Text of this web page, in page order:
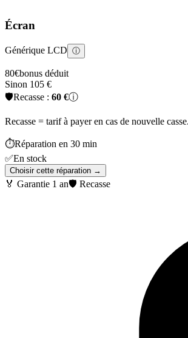
Écran
Générique LCD ⓘ
80€bonus déduit
Sinon 105 €
🛡️Recasse : 60 €ⓘ
Recasse = tarif à payer en cas de nouvelle
⏱️Réparation en 30 min
✅En stock
Choisir cette réparation →
🏅 Garantie 1 an🛡️ Recasse